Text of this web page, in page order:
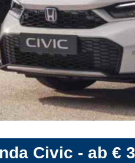
Civic - ab €